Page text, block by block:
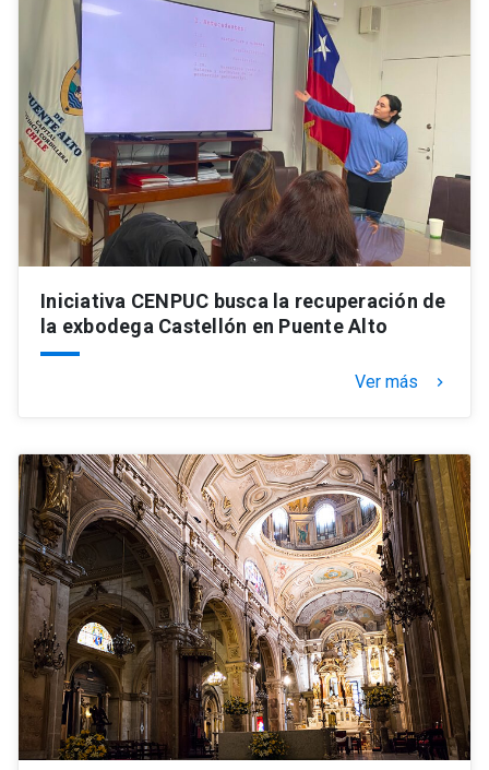
Iniciativa CENPUC busca la recuperación de
la exbodega Castellón en Puente Alto
Ver más keyboard_arrow_right